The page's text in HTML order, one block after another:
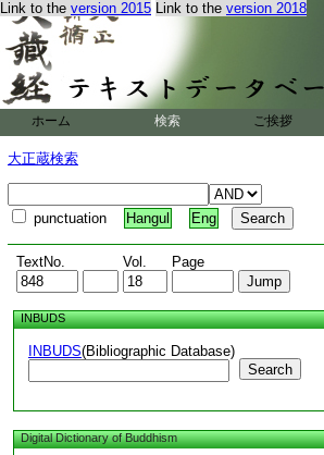
Link to the version 2015 Link to the version 2018
ホーム 検索 ご挨拶
大正蔵検索
punctuation Hangul Eng
TextNo. Vol. Page
INBUDS
INBUDS(Bibliographic Database)
Search
Digital Dictionary of Buddhism